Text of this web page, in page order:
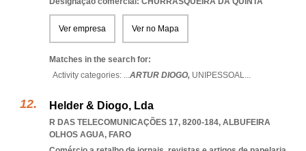
Ver empresa Ver no Mapa
Matches in the search for:
Activity categories: ...ARTUR DIOGO, UNIPESSOAL...
Helder & Diogo, Lda
R DAS TELECOMUNICAÇÕES 17, 8200-184, ALBUFEIRA
OLHOS AGUA, FARO